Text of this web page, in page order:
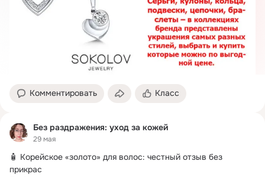
Комментировать Класс
Без раздражения: уход за кожей
29 мая
🧴 Корейское «золото» для волос: честный отзыв без
прикрас